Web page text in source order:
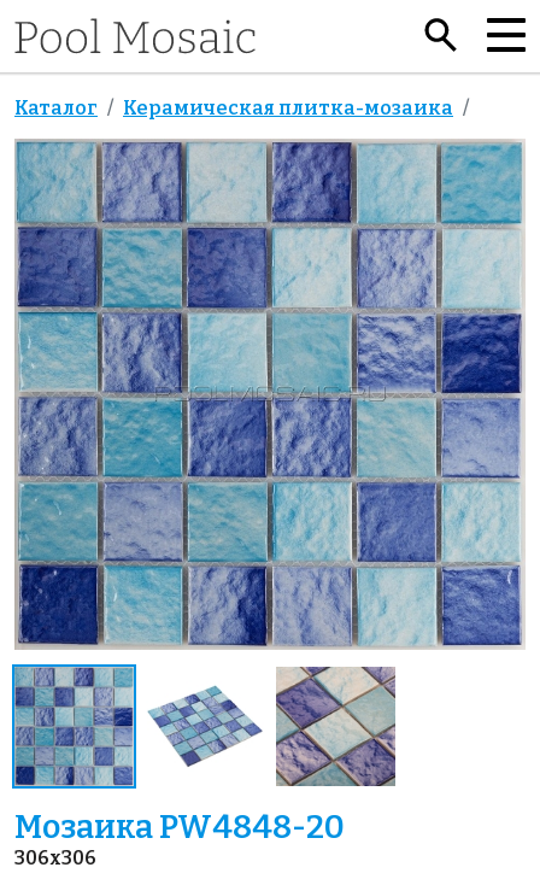
Каталог Керамическая плитка-мозаика
Мозаика PW4848-20
306x306